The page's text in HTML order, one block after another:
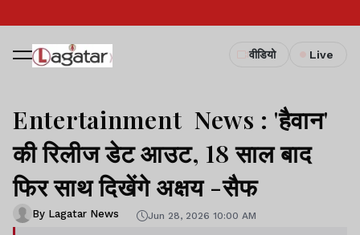
वीडियो Live
Entertainment News : 'हैवान'
की रिलीज डेट आउट, 18 साल बाद
फिर साथ दिखेंगे अक्षय -सैफ
By Lagatar News Jun 28, 2026 10:00 AM